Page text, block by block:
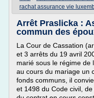
rachat assurance vie
Arrêt Praslicka :
commun des
La Cour de Cassation
et 3 arrêts du 19 avril
marié sous le régime de
au cours du mariage un
fonds communs, il
et 1498 du Code civil,